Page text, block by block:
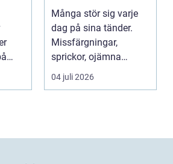
vackert leende
Många stör sig varje
dag på sina tänder.
Missfärgningar,
sprickor, ojämna
kanter eller en sned
tandr...
04 juli 2026